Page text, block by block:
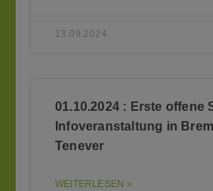
13.09.2024
01.10.2024 : Erste offene
Infoveranstaltung in
Tenever
WEITERLESEN »